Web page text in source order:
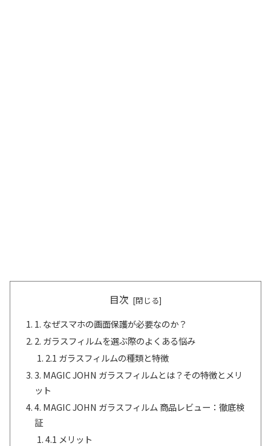
目次
1. なぜスマホの画面保護が必要なのか？
2. ガラスフィルムを選ぶ際のよくある悩み
2.1 ガラスフィルムの種類と特徴
3. MAGIC JOHN ガラスフィルムとは？その特徴とメリ
ット
4. MAGIC JOHN ガラスフィルム 商品レビュー：徹底検
証
4.1 メリット